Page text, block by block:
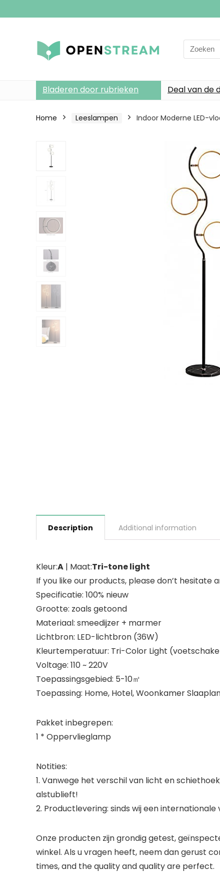
Search
for:
Bladeren door rubrieken Deal van de
Home Leeslampen Indoor Moderne LED-
Description Additional information
Kleur:A | Maat:Tri-tone light
If you like our products, please don’t hesitate
Specificatie: 100% nieuw
Grootte: zoals getoond
Materiaal: smeedijzer + marmer
Lichtbron: LED-lichtbron (36W)
Kleurtemperatuur: Tri-Color Light
Voltage: 110 ~ 220V
Toepassingsgebied: 5-10㎡
Toepassing: Home, Hotel, Woonkamer
Pakket inbegrepen:
1 * Oppervlieglamp
Notities:
1. Vanwege het verschil van licht en
alstublieft!
2. Productlevering: sinds wij een
Onze producten zijn grondig getest,
winkel. Als u vragen heeft, neem dan gerust
times, and the quality and quality are perfect.